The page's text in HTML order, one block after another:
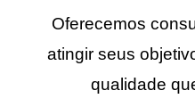
Oferecemos
atingir seus
qualidade